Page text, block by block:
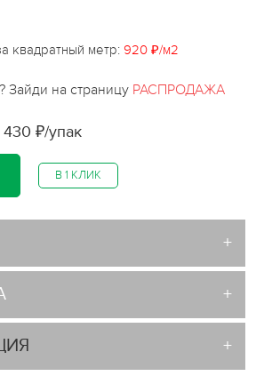
квадратный метр: 920 ₽/м2
на страницу РАСПРОДАЖА
430 ₽/упак
В 1 КЛИК